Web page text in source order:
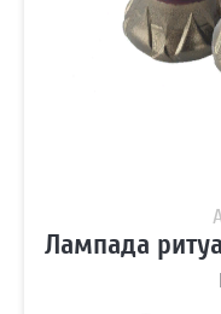
Лампада